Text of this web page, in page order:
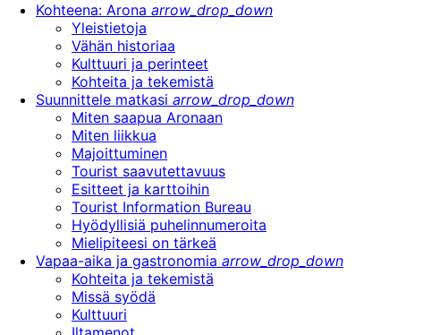
Kohteena: Arona arrow_drop_down
Yleistietoja
Vähän historiaa
Kulttuuri ja perinteet
Kohteita ja tekemistä
Suunnittele matkasi arrow_drop_down
Miten saapua Aronaan
Miten liikkua
Majoittuminen
Tourist saavutettavuus
Esitteet ja karttoihin
Tourist Information Bureau
Hyödyllisiä puhelinnumeroita
Mielipiteesi on tärkeä
Vapaa-aika ja gastronomia arrow_drop_down
Kohteita ja tekemistä
Missä syödä
Kulttuuri